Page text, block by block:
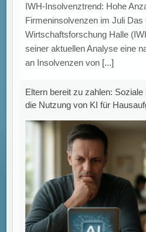
IWH-Insolvenztrend: Hohe
Firmeninsolvenzen im Juli Das
Wirtschaftsforschung Halle
seiner aktuellen Analyse eine
an Insolvenzen von [...]
Eltern bereit zu zahlen:
die Nutzung von KI für